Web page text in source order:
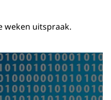
weken uitspraak.